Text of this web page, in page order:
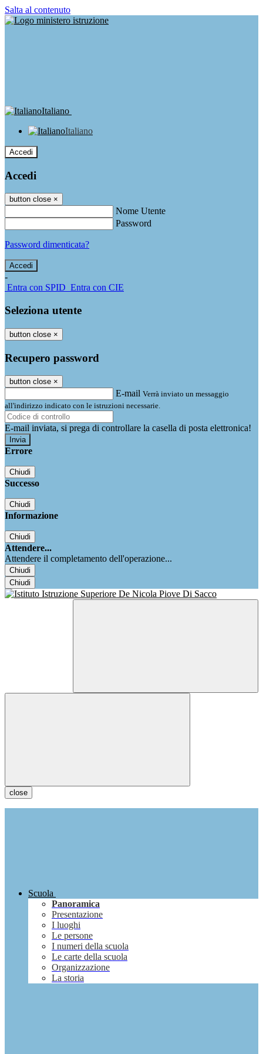
Salta al contenuto
Italiano
Italiano
Accedi
Accedi
button close ×
Nome Utente
Password
Password dimenticata?
-
Entra con SPID Entra con CIE
Seleziona utente
button close ×
Recupero password
button close ×
E-mail Verrà inviato un messaggio
all'indirizzo indicato con le istruzioni necessarie.
E-mail inviata, si prega di controllare la casella di posta elettronica!
Errore
Chiudi
Successo
Chiudi
Informazione
Chiudi
Attendere...
Attendere il completamento dell'operazione...
Chiudi
Chiudi
close
Scuola
Panoramica
Presentazione
I luoghi
Le persone
I numeri della scuola
Le carte della scuola
Organizzazione
La storia